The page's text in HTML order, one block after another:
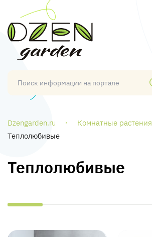
Dzengarden.ru
Комнатные растения
Теплолюбивые
Теплолюбивые